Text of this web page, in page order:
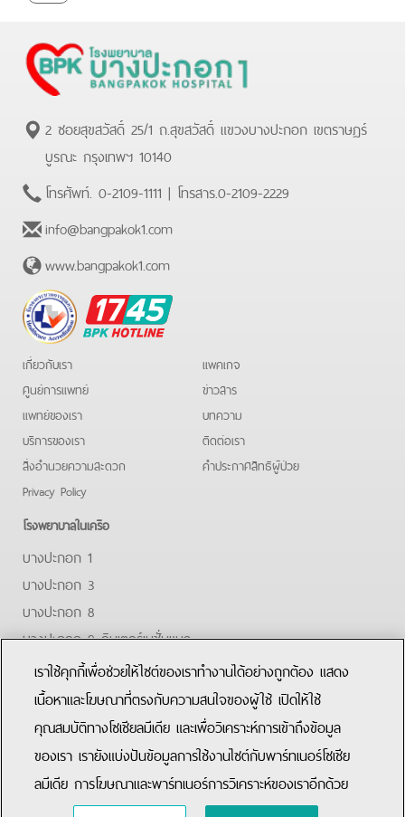
2 ซอยสุขสวัสดิ์ 25/1 ถ.สุขสวัสดิ์ แขวงบางปะกอก เขตราษฏร์
บูรณะ กรุงเทพฯ 10140
โทรศัพท์. 0-2109-1111 | โทรสาร.0-2109-2229
info@bangpakok1.com
www.bangpakok1.com
BPK
Hotline
เกี่ยวกับเรา
ศูนย์การแพทย์
แพทย์ของเรา
บริการของเรา
สิ่งอำนวยความสะดวก
Privacy Policy
แพคเกจ
ข่าวสาร
บทความ
ติดต่อเรา
คําประกาศสิทธิผู้ป่วย
โรงพยาบาลในเครือ
บางปะกอก 1
บางปะกอก 3
บางปะกอก 8
บางปะกอก 9 อินเตอร์เนชั่นแนล
ปิยะเวท
บางปะกอก-รังสิต 2
FacebookYoutubeLine
เราใช้คุกกี้เพื่อช่วยให้ไซต์ของเราทำงานได้อย่างถูกต้อง แสดง
เนื้อหาและโฆษณาที่ตรงกับความสนใจของผู้ใช้ เปิดให้ใช้
คุณสมบัติทางโซเชียลมีเดีย และเพื่อวิเคราะห์การเข้าถึงข้อมูล
ของเรา เรายังแบ่งปันข้อมูลการใช้งานไซต์กับพาร์ทเนอร์โซเชีย
ลมีเดีย การโฆษณาและพาร์ทเนอร์การวิเคราะห์ของเราอีกด้วย